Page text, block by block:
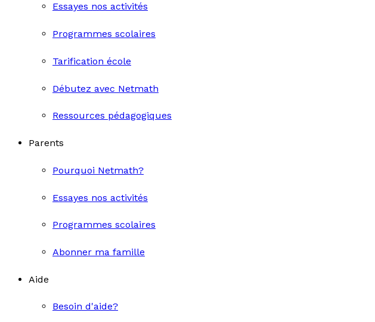
Essayes nos activités
Programmes scolaires
Tarification école
Débutez avec Netmath
Ressources pédagogiques
Parents
Pourquoi Netmath?
Essayes nos activités
Programmes scolaires
Abonner ma famille
Aide
Besoin d'aide?